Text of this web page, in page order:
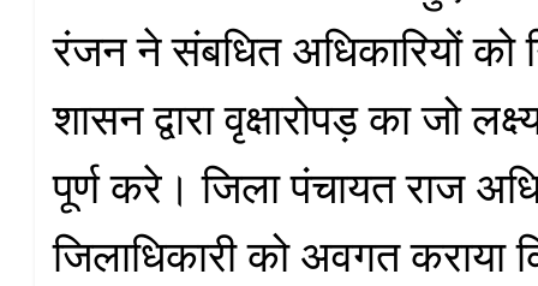
रंजन ने संबधित अधिकारियों को
शासन द्वारा वृक्षारोपड़ का जो
पूर्ण करे। जिला पंचायत राज
जिलाधिकारी को अवगत कराया